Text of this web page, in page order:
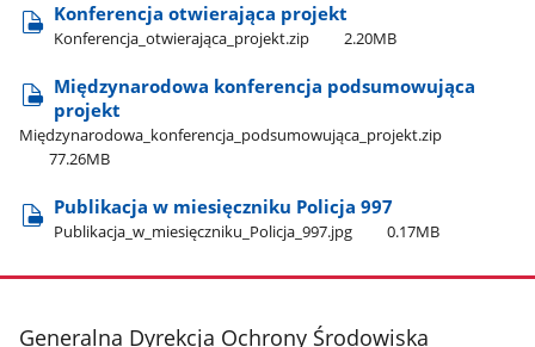
Konferencja otwierająca projekt
Konferencja​_otwierająca​_projekt.zip 2.20MB
Międzynarodowa konferencja podsumowująca
projekt
Międzynarodowa​_konferencja​_podsumowująca​_projekt.zip
77.26MB
Publikacja w miesięczniku Policja 997
Publikacja​_w​_miesięczniku​_Policja​_997.jpg 0.17MB
stopka
Generalna Dyrekcja Ochrony Środowiska